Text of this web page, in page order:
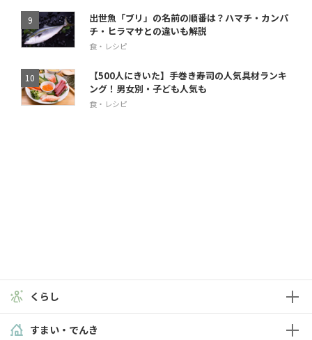
出世魚「ブリ」の名前の順番は？ハマチ・カンパ
チ・ヒラマサとの違いも解説
食・レシピ
【500人にきいた】手巻き寿司の人気具材ランキ
ング！男女別・子ども人気も
食・レシピ
くらし
すまい・でんき